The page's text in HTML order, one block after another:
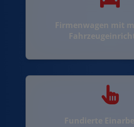
Firmenwagen mit
Fundierte